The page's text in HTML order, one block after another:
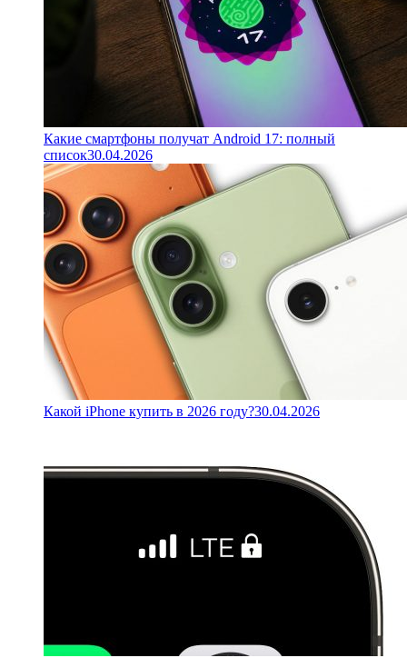
Какие смартфоны получат Android 17: полный
список30.04.2026
Какой iPhone купить в 2026 году?30.04.2026